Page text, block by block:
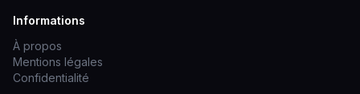
Informations
À propos
Mentions légales
Confidentialité